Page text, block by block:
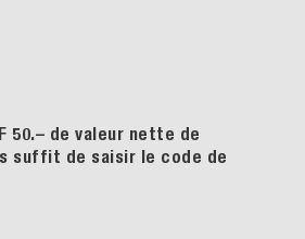
50.– de valeur nette de
suffit de saisir le code de